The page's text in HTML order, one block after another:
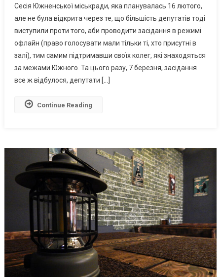
Южному
Сесія
Відбулася
За
Принципом
Фактичної
Присутності,
Наполягав
Сесія Южненської міськради, яка планувалась 16 лютого,
але не була відкрита через те, що більшість депутатів тоді
виступили проти того, аби проводити засідання в режимі
офлайн (право голосувати мали тільки ті, хто присутні в
залі), тим самим підтримавши своїх колег, які знаходяться
за межами Южного. Та цього разу, 7 березня, засідання
все ж відбулося, депутати […]
Continue Reading